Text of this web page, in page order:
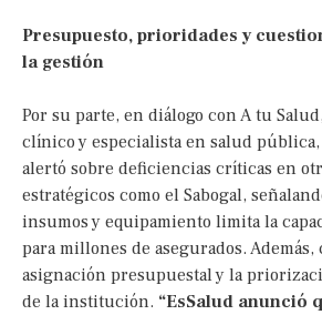
Presupuesto, prioridades y
la gestión
Por su parte, en diálogo con A tu
clínico y especialista en salud
alertó sobre deficiencias críticas en
estratégicos como el Sabogal,
insumos y equipamiento limita la
para millones de asegurados.
asignación presupuestal y la
de la institución. “EsSalud anunció